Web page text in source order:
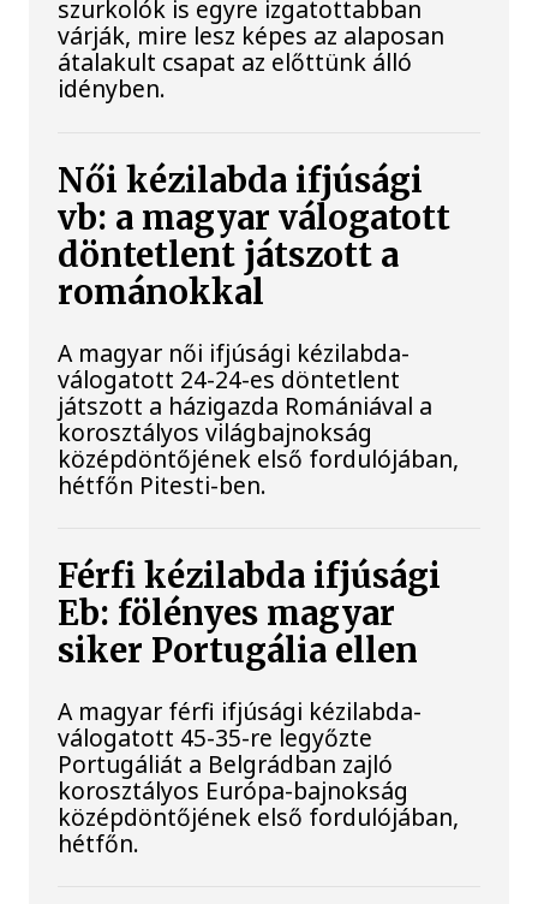
szurkolók is egyre izgatottabban
várják, mire lesz képes az alaposan
átalakult csapat az előttünk álló
idényben.
Női kézilabda ifjúsági
vb: a magyar válogatott
döntetlent játszott a
románokkal
A magyar női ifjúsági kézilabda-
válogatott 24-24-es döntetlent
játszott a házigazda Romániával a
korosztályos világbajnokság
középdöntőjének első fordulójában,
hétfőn Pitesti-ben.
Férfi kézilabda ifjúsági
Eb: fölényes magyar
siker Portugália ellen
A magyar férfi ifjúsági kézilabda-
válogatott 45-35-re legyőzte
Portugáliát a Belgrádban zajló
korosztályos Európa-bajnokság
középdöntőjének első fordulójában,
hétfőn.